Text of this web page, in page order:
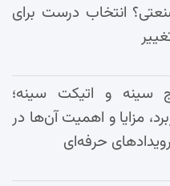
انتخاب درست برای
سینه و اتیکت سینه؛
مزایا و اهمیت آن‌ها در
حرفه‌ای